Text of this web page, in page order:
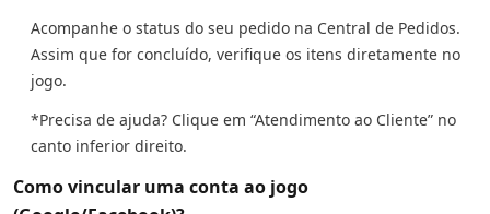
Acompanhe o status do seu pedido na Central de Pedidos.
Assim que for concluído, verifique os itens diretamente no
jogo.
*Precisa de ajuda? Clique em “Atendimento ao Cliente” no
canto inferior direito.
Como vincular uma conta ao jogo